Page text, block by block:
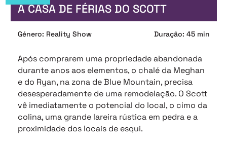
A CASA DE FÉRIAS DO SCOTT
Género: Reality Show Duração: 45 min
Após comprarem uma propriedade abandonada
durante anos aos elementos, o chalé da Meghan
e do Ryan, na zona de Blue Mountain, precisa
desesperadamente de uma remodelação. O Scott
vê imediatamente o potencial do local, o cimo da
colina, uma grande lareira rústica em pedra e a
proximidade dos locais de esqui.